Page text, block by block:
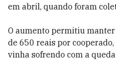
em abril, quando foram
O aumento permitiu
de 650 reais por
vinha sofrendo com a